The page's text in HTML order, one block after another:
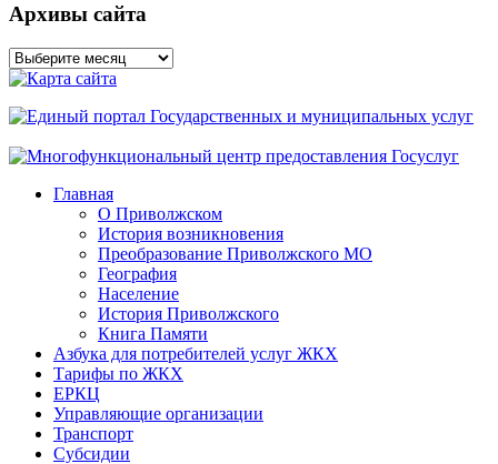
Архивы сайта
Архивы
сайта
Главная
О Приволжском
История возникновения
Преобразование Приволжского МО
География
Население
История Приволжского
Книга Памяти
Азбука для потребителей услуг ЖКХ
Тарифы по ЖКХ
ЕРКЦ
Управляющие организации
Транспорт
Субсидии